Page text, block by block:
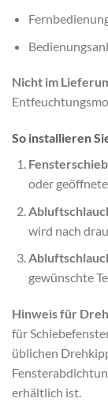
Nicht im
So installieren
oder
wird nach
gewünschte
Hinweis für
für
üblichen
erhältlich ist.